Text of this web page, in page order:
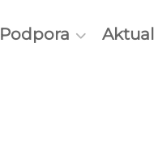
Podpora